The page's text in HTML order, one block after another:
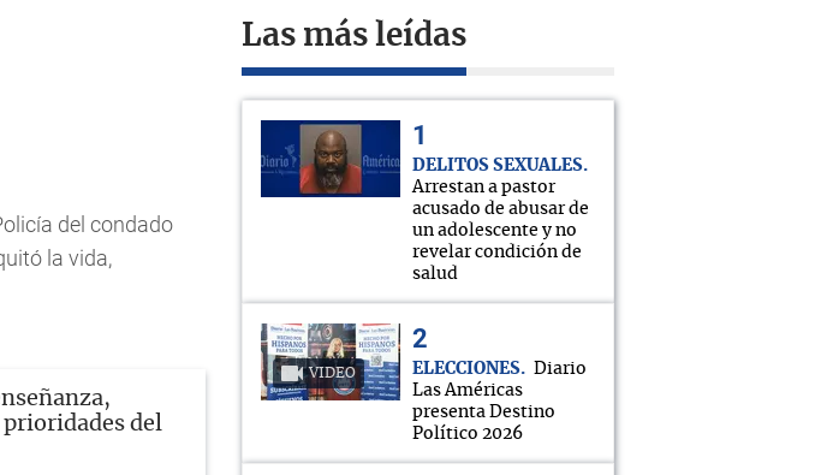
del condado
la vida,
prioridades del
Las más leídas
DELITOS SEXUALES
Arrestan a pastor
acusado de abusar de
un adolescente y no
revelar condición de
salud
VIDEO ELECCIONES
Diario
Las Américas
presenta Destino
Político 2026